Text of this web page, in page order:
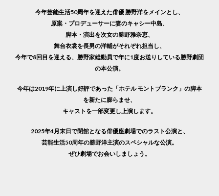
今年芸能生活50周年を迎えた俳優 勝野洋をメインとし、
原案・プロデューサーに妻のキャシー中島、
脚本・演出を次女の勝野雅奈恵、
舞台衣裳を長男の洋輔がそれぞれ担当し、
今年で8回目を迎える、勝野家総動員で年に1度お送りしている勝野劇団
の本公演。
今年は2019年に上演し好評であった「ホテル モントブランク」の脚本
を新たに膨らませ、
キャストを一部変更し上演します。
2025年4月末日で閉館となる俳優座劇場でのラスト公演と、
芸能生活50周年の勝野洋主演のスペシャルな公演。
ぜひ劇場でお会いしましょう。